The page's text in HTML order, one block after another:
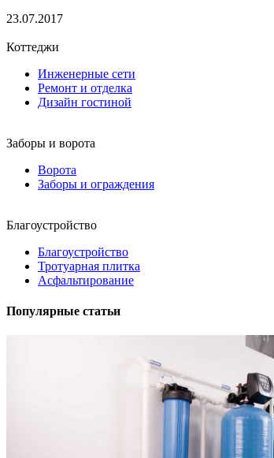
23.07.2017
Коттеджи
Инженерные сети
Ремонт и отделка
Дизайн гостиной
Заборы и ворота
Ворота
Заборы и ограждения
Благоустройство
Благоустройство
Тротуарная плитка
Асфальтирование
Популярные статьи